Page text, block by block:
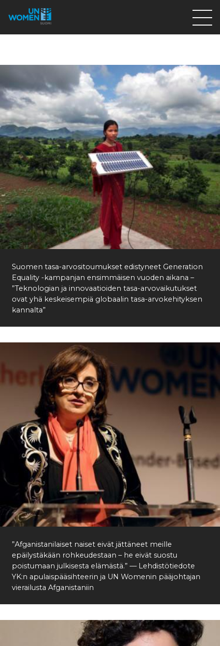
Osallistu
Mitä teemme
Ajankohtaista
Tietoa meistä
På Svenska
Valikon rivi
Lahjoita
Etsi
Suomen tasa-arvositoumukset edistyneet Generation
Equality -kampanjan ensimmäisen vuoden aikana –
”Teknologian ja innovaatioiden tasa-arvovaikutukset
ovat yhä keskeisempiä globaalin tasa-arvokehityksen
kannalta”
”Afganistanilaiset naiset eivät jättäneet meille
epäilystäkään rohkeudestaan – he eivät suostu
poistumaan julkisesta elämästä.” — Lehdistötiedote
YK:n apulaispääsihteerin ja UN Womenin pääjohtajan
vierailusta Afganistaniin